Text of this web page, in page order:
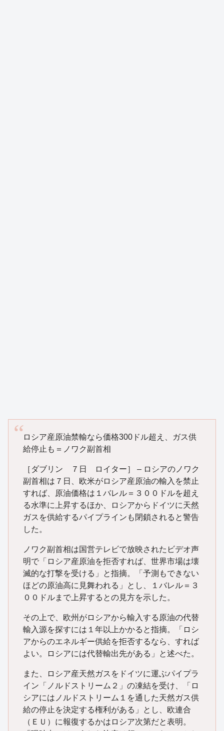
ロシア産原油禁輸なら価格300ドル超え、ガス供
給停止も＝ノワク副首相
［ダブリン ７日 ロイター］ – ロシアのノワク
副首相は７日、欧米がロシア産原油の輸入を禁止
すれば、原油価格は１バレル＝３００ドルを超え
る水準に上昇するほか、ロシアからドイツに天然
ガスを供給するパイプラインも閉鎖されると警告
した。
ノワク副首相は国営テレビで放映されたビデオ声
明で「ロシア産原油を拒否すれば、世界市場は壊
滅的な打撃を受ける」と指摘。「予測もできない
ほどの原油高に見舞われる」とし、１バレル＝３
００ドルまで上昇するとの見方を示した。
その上で、欧州がロシアから輸入する原油の代替
輸入源を探すには１年以上かかると指摘。「ロシ
アからのエネルギー供給を拒否するなら、すれば
よい。ロシアには代替輸出先がある」と述べた。
また、ロシア産天然ガスをドイツに運ぶパイプラ
イン「ノルドストリーム２」の凍結を受け、「ロ
シアにはノルドストリーム１を通した天然ガス供
給の停止を決定する権利がある」とし、欧連合
（ＥＵ）に報復するかはロシア次第だと表明。